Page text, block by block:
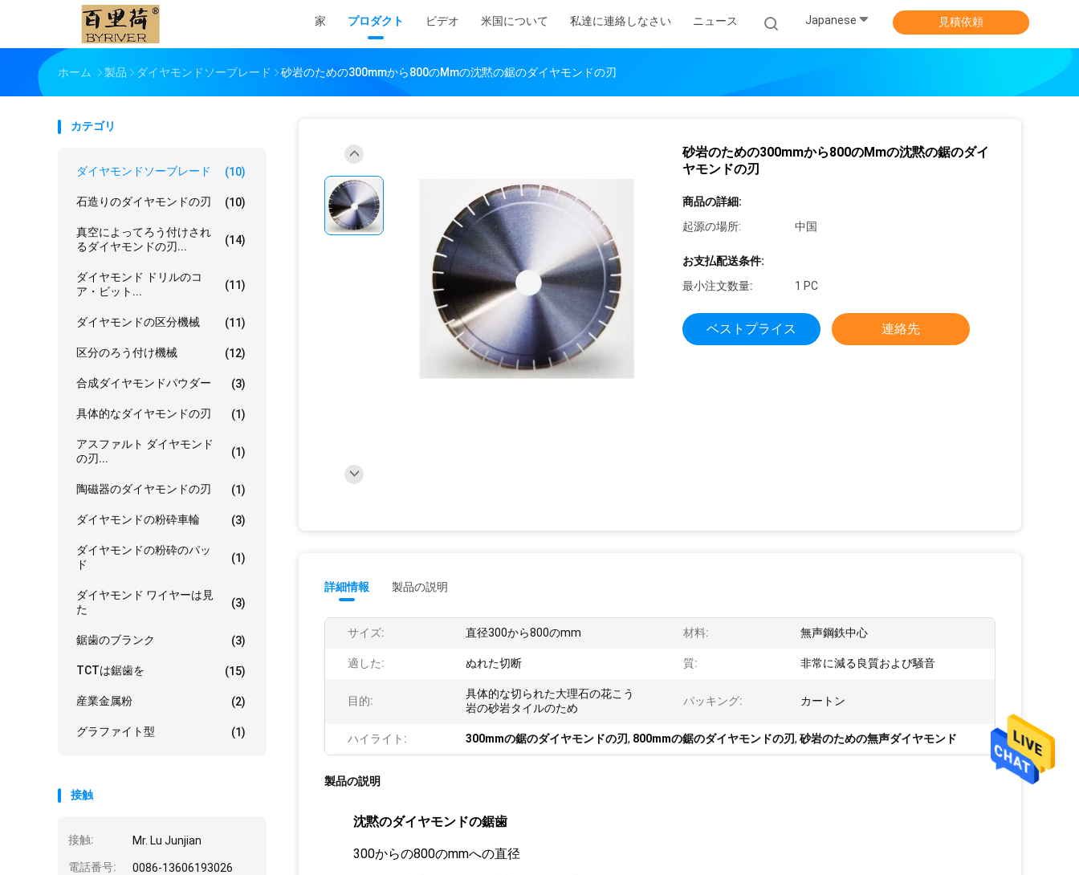
家 プロダクト ビデオ 米国について 私達に連絡しなさい ニュース Japanese 見積依頼
ホーム 製品 ダイヤモンドソーブレード 砂岩のための300mmから800のMmの沈黙の鋸のダイヤモンドの刃
カテゴリ
ダイヤモンドソーブレード (10)
石造りのダイヤモンドの刃 (10)
真空によってろう付けされ
るダイヤモンドの刃...
(14)
ダイヤモンド ドリルのコ
ア・ビット...
(11)
ダイヤモンドの区分機械 (11)
区分のろう付け機械 (12)
合成ダイヤモンドパウダー (3)
具体的なダイヤモンドの刃 (1)
アスファルト ダイヤモンド
の刃...
(1)
陶磁器のダイヤモンドの刃 (1)
ダイヤモンドの粉砕車輪 (3)
ダイヤモンドの粉砕のパッ
ド
(1)
ダイヤモンド ワイヤーは見
た
(3)
鋸歯のブランク (3)
TCTは鋸歯を (15)
産業金属粉 (2)
グラファイト型 (1)
接触
接触: Mr. Lu Junjian
電話番号: 0086-13606193026
砂岩のための300mmから800のMmの沈黙の鋸のダイ
ヤモンドの刃
商品の詳細:
起源の場所:
中国
お支払配送条件:
最小注文数量:
1 PC
ベストプライス 連絡先
詳細情報 製品の説明
サイズ: 直径300から800のmm 材料: 無声鋼鉄中心
適した: ぬれた切断 質: 非常に減る良質および騒音
目的:
具体的な切られた大理石の花こう
岩の砂岩タイルのため
パッキング: カートン
ハイライト: 300mmの鋸のダイヤモンドの刃, 800mmの鋸のダイヤモンドの刃, 砂岩のための無声ダイヤモンド
製品の説明
沈黙のダイヤモンドの鋸歯
300からの800のmmへの直径